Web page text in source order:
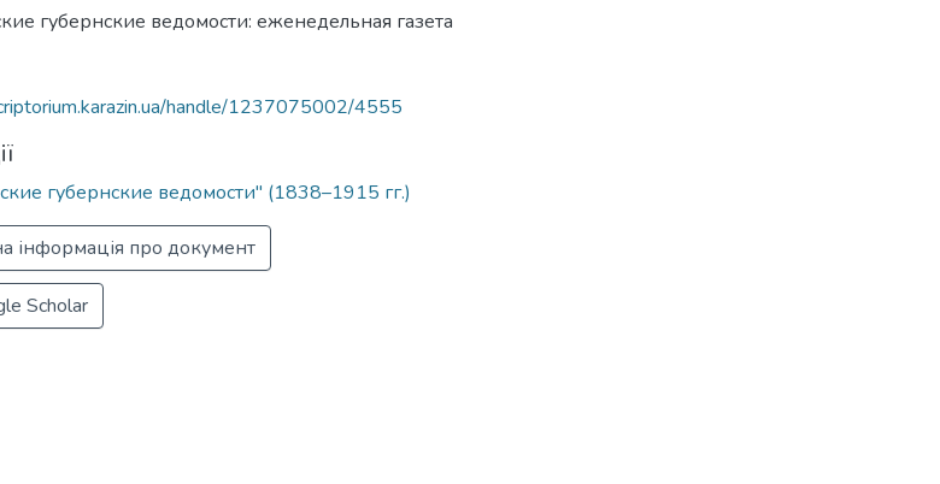
губернские ведомости: еженедельная газета
handle/1237075002/4555
губернские ведомости" (1838–1915 гг.)
інформація про документ
Scholar